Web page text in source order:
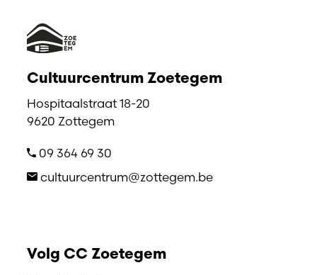
Cultuurcentrum Zoetegem
Hospitaalstraat 18-20
9620 Zottegem
09 364 69 30
cultuurcentrum@zottegem.be
Volg CC Zoetegem